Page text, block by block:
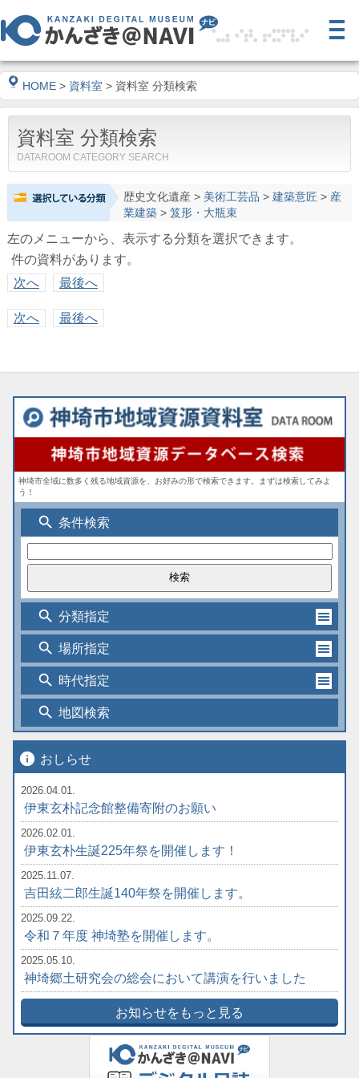
HOME > 資料室 > 資料室 分類検索
資料室 分類検索
DATAROOM CATEGORY SEARCH
歴史文化遺産> 美術工芸品 > 建築意匠 > 産
業建築> 笈形・大瓶束
左のメニューから、表示する分類を選択できます。
件の資料があります。
次へ
最後へ
次へ 最後へ
神埼市全域に数多く残る地域資源を、お好みの形で検索できます。まずは検索してみよ
う！
search 条件検索
search 分類指定
search 場所指定
search 時代指定
search 地図検索
info おしらせ
2026.04.01.
伊東玄朴記念館整備寄附のお願い
2026.02.01.
伊東玄朴生誕225年祭を開催します！
2025.11.07.
吉田絃二郎生誕140年祭を開催します。
2025.09.22.
令和７年度 神埼塾を開催します。
2025.05.10.
神埼郷土研究会の総会において講演を行いました
お知らせをもっと見る